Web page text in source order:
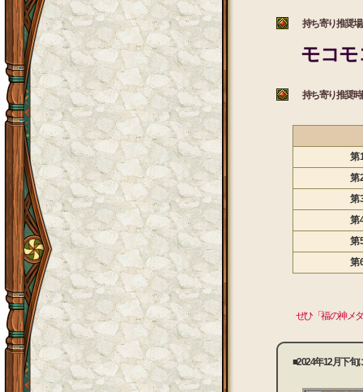
持ち寄り推奨場
モコ
持ち寄り推奨時
第
第
第
第
第
第
ぜひ「福の神メ
■2024年12月下旬